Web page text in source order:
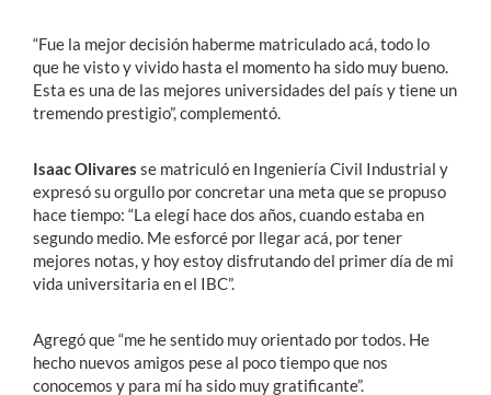
“Fue la mejor decisión haberme matriculado acá, todo lo
que he visto y vivido hasta el momento ha sido muy bueno.
Esta es una de las mejores universidades del país y tiene un
tremendo prestigio”, complementó.
Isaac Olivares se matriculó en Ingeniería Civil Industrial y
expresó su orgullo por concretar una meta que se propuso
hace tiempo: “La elegí hace dos años, cuando estaba en
segundo medio. Me esforcé por llegar acá, por tener
mejores notas, y hoy estoy disfrutando del primer día de mi
vida universitaria en el IBC”.
Agregó que “me he sentido muy orientado por todos. He
hecho nuevos amigos pese al poco tiempo que nos
conocemos y para mí ha sido muy gratificante”.